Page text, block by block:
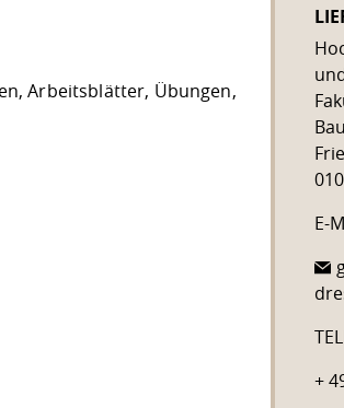
Arbeitsblätter, Übungen,
E-
+